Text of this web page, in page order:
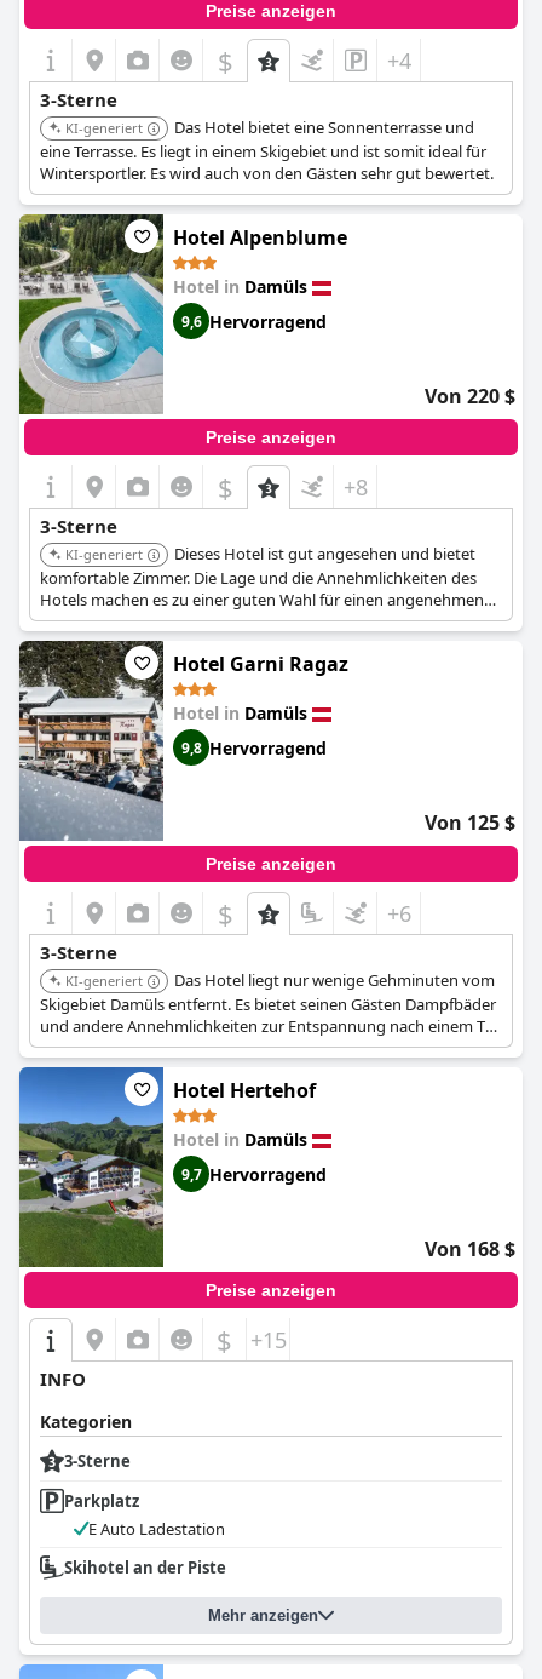
Preise anzeigen
$ +4
3-Sterne
KI-generiert
Das Hotel bietet eine Sonnenterrasse und
eine Terrasse. Es liegt in einem Skigebiet und ist somit ideal für
Wintersportler. Es wird auch von den Gästen sehr gut bewertet.
Hotel Alpenblume
Hotel in Damüls
9,6 Hervorragend
Von 220 $
Preise anzeigen
$ +8
3-Sterne
KI-generiert
Dieses Hotel ist gut angesehen und bietet
komfortable Zimmer. Die Lage und die Annehmlichkeiten des
Hotels machen es zu einer guten Wahl für einen angenehmen
Aufenthalt in Damüls.
Hotel Garni Ragaz
Hotel in Damüls
9,8 Hervorragend
Von 125 $
Preise anzeigen
$ +6
3-Sterne
KI-generiert
Das Hotel liegt nur wenige Gehminuten vom
Skigebiet Damüls entfernt. Es bietet seinen Gästen Dampfbäder
und andere Annehmlichkeiten zur Entspannung nach einem Tag
auf der Piste.
Hotel Hertehof
Hotel in Damüls
9,7 Hervorragend
Von 168 $
Preise anzeigen
$ +15
INFO
Kategorien
3-Sterne
Parkplatz
E Auto Ladestation
Skihotel an der Piste
Mehr anzeigen